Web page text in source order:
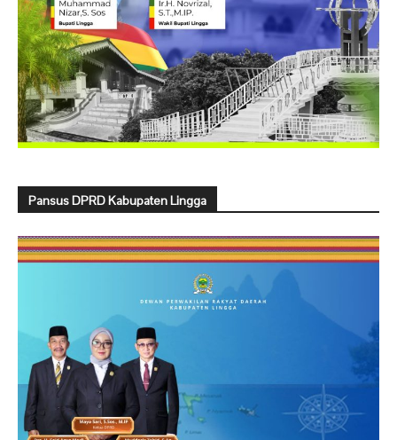
Pansus DPRD Kabupaten Lingga